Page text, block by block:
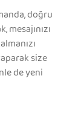
doğru
size
de yeni